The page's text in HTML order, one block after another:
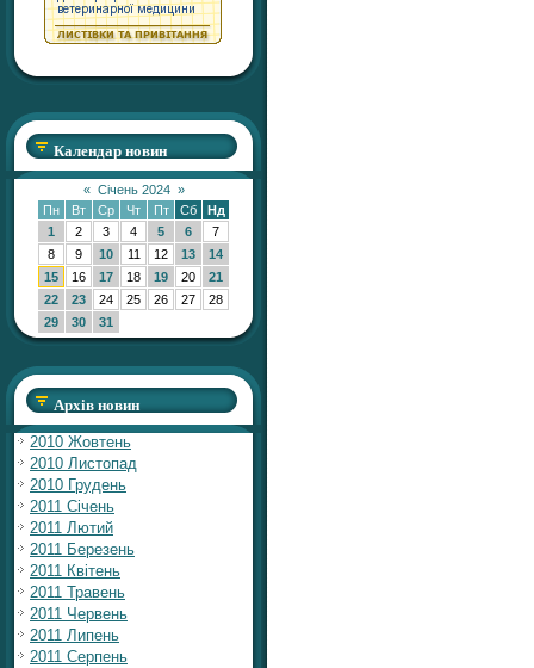
Календар новин
« Січень 2024 »
Пн
Вт Ср Чт Пт Сб
Нд
1
2 3 4 5 6
7
8
9 10 11 12 13
14
15
16 17 18 19 20
21
22
23 24 25 26 27
28
29
30 31
Архів новин
2010 Жовтень
2010 Листопад
2010 Грудень
2011 Січень
2011 Лютий
2011 Березень
2011 Квітень
2011 Травень
2011 Червень
2011 Липень
2011 Серпень